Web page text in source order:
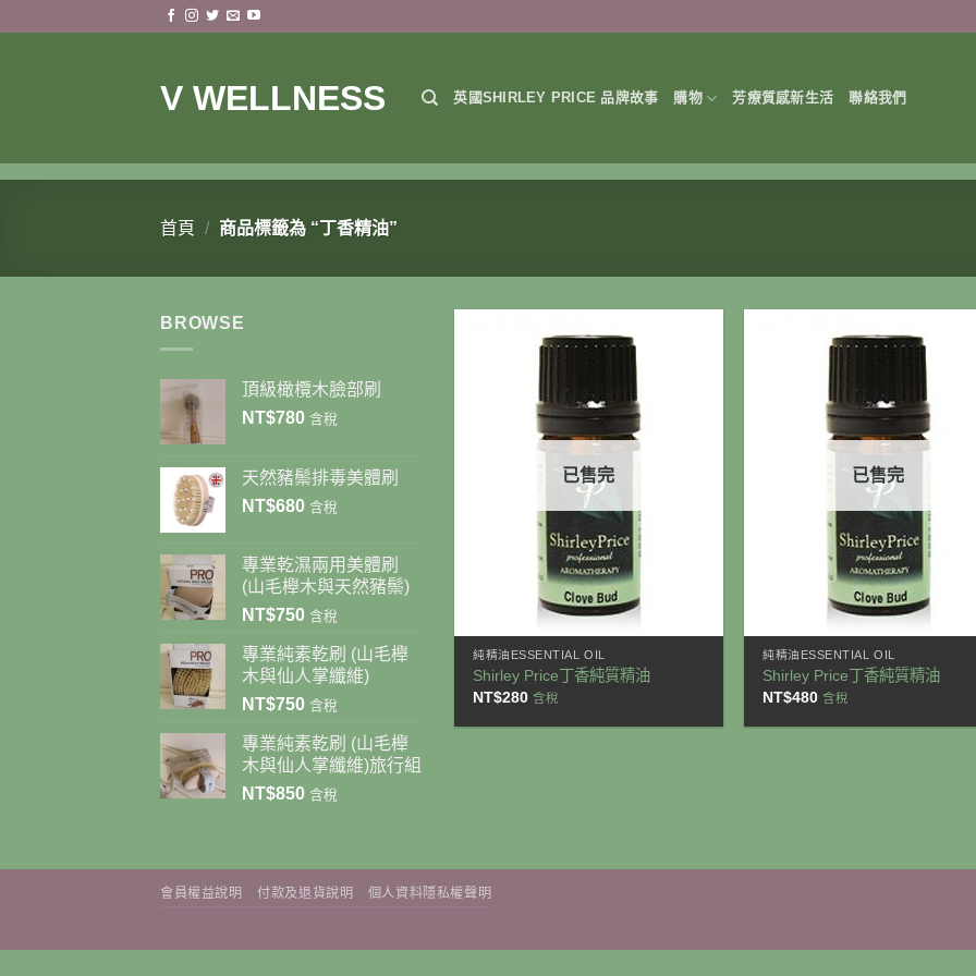
V WELLNESS 英國SHIRLEY PRICE 品牌故事 購物 芳療質感新生活 聯絡我們
首頁 / 商品標籤為 “丁香精油”
BROWSE
頂級橄欖木臉部刷
NT$780 含稅
天然豬鬃排毒美體刷
NT$680 含稅
專業乾濕兩用美體刷
(山毛櫸木與天然豬鬃)
NT$750 含稅
專業純素乾刷 (山毛櫸
木與仙人掌纖維)
NT$750 含稅
專業純素乾刷 (山毛櫸
木與仙人掌纖維)旅行組
NT$850 含稅
已售完
純精油ESSENTIAL OIL
Shirley Price丁香純質精油
NT$280 含稅
已售完
純精油ESSENTIAL OIL
Shirley Price丁香純質精油
NT$480 含稅
會員權益說明 付款及退貨說明 個人資料隱私權聲明